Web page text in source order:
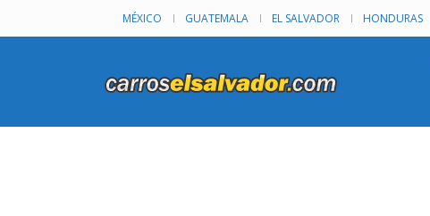
MÉXICO GUATEMALA EL SALVADOR HONDURAS